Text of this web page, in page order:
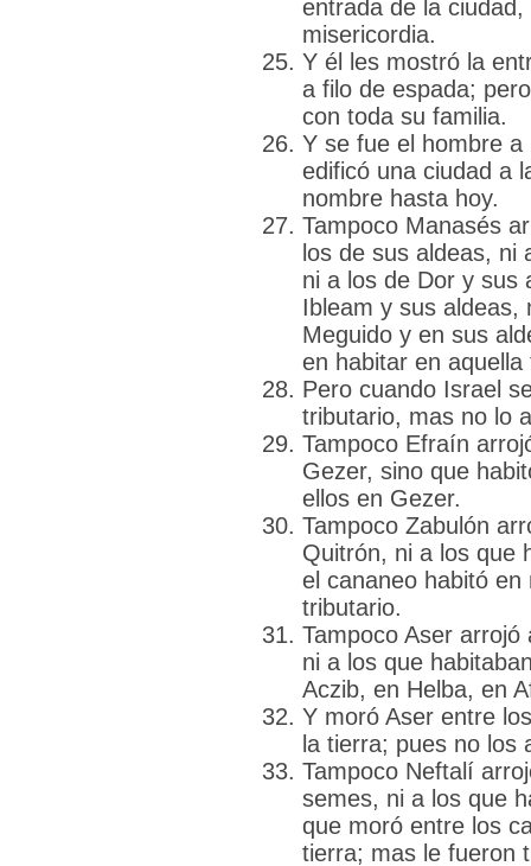
entrada de la
misericordia.
Y él les mostró la
a filo de espada;
con toda su familia.
Y se fue el hombre
edificó una ciudad a
nombre hasta hoy.
Tampoco Manasés
los de sus aldeas, ni
ni a los de Dor y sus
Ibleam y sus aldeas,
Meguido y en sus
en habitar en aquella
Pero cuando Israel
tributario, mas no lo
Tampoco Efraín
Gezer, sino que
ellos en Gezer.
Tampoco Zabulón
Quitrón, ni a los que
el cananeo habitó
tributario.
Tampoco Aser
ni a los que
Aczib, en Helba, en
Y moró Aser entre
la tierra; pues no los
Tampoco Neftalí
semes, ni a los que
que moró entre los
tierra; mas le fueron